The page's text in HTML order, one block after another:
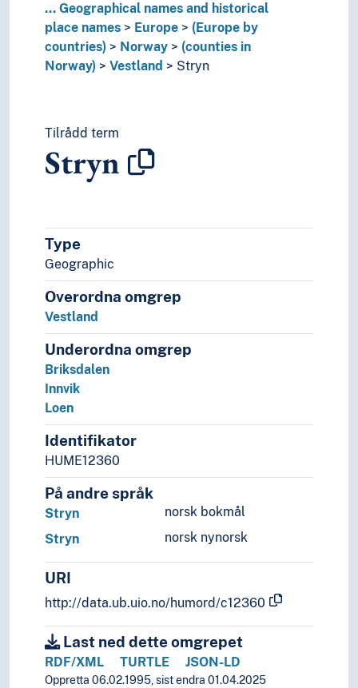
Russia
Serbia
Slovakia
Slovenia
Switzerland
Ukraine
Vatican City
(rivers in Europe)
Holarctic region
Palearctic
Great territories and empires
Oceania
Sea areas
... Geographical names and historical
place names
Europe
(Europe by
countries)
Norway
(counties in
Norway)
Vestland Stryn
Tilrådd term
Stryn
Type
Geographic
Overordna omgrep
Vestland
Underordna omgrep
Briksdalen
Innvik
Loen
Identifikator
HUME12360
På andre språk
norsk bokmål
Stryn
norsk nynorsk
Stryn
URI
http://data.ub.uio.no/humord/c12360
Last ned dette omgrepet
RDF/XML TURTLE JSON-LD
Oppretta 06.02.1995, sist endra 01.04.2025